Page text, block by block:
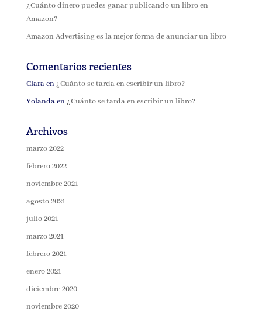
¿Cuánto dinero puedes ganar publicando un libro en
Amazon?
Amazon Advertising es la mejor forma de anunciar un libro
Comentarios recientes
Claraen¿Cuánto se tarda en escribir un libro?
Yolandaen¿Cuánto se tarda en escribir un libro?
Archivos
marzo 2022
febrero 2022
noviembre 2021
agosto 2021
julio 2021
marzo 2021
febrero 2021
enero 2021
diciembre 2020
noviembre 2020